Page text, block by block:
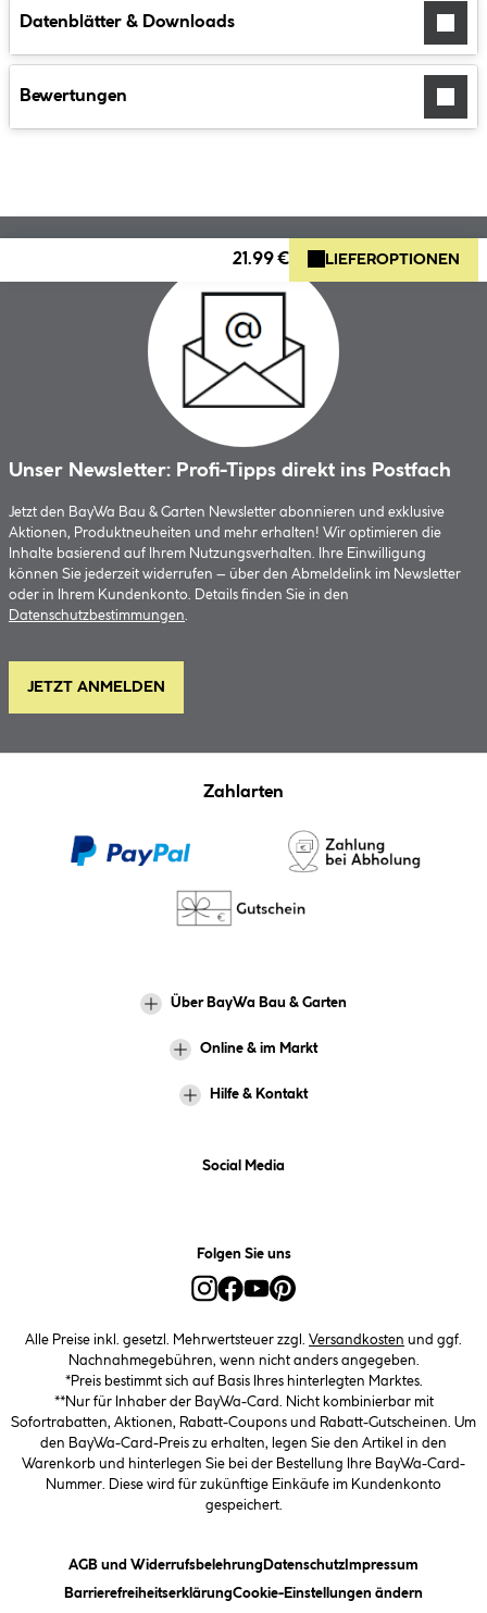
Datenblätter & Downloads
Bewertungen
21.99 € LIEFEROPTIONEN
Unser Newsletter: Profi-Tipps direkt ins Postfach
Jetzt den BayWa Bau & Garten Newsletter abonnieren und exklusive
Aktionen, Produktneuheiten und mehr erhalten! Wir optimieren die
Inhalte basierend auf Ihrem Nutzungsverhalten. Ihre Einwilligung
können Sie jederzeit widerrufen – über den Abmeldelink im Newsletter
oder in Ihrem Kundenkonto. Details finden Sie in den
Datenschutzbestimmungen.
JETZT ANMELDEN
Zahlarten
Über BayWa Bau & Garten
Online & im Markt
Hilfe & Kontakt
Social Media
Folgen Sie uns
Alle Preise inkl. gesetzl. Mehrwertsteuer zzgl. Versandkosten und ggf.
Nachnahmegebühren, wenn nicht anders angegeben.
*Preis bestimmt sich auf Basis Ihres hinterlegten Marktes.
**Nur für Inhaber der BayWa-Card. Nicht kombinierbar mit
Sofortrabatten, Aktionen, Rabatt-Coupons und Rabatt-Gutscheinen. Um
den BayWa-Card-Preis zu erhalten, legen Sie den Artikel in den
Warenkorb und hinterlegen Sie bei der Bestellung Ihre BayWa-Card-
Nummer. Diese wird für zukünftige Einkäufe im Kundenkonto
gespeichert.
AGB und Widerrufsbelehrung (öffnet ein Dialogfeld)
Datenschutz(öffnet ein Dialogfeld)
Impressum
Barrierefreiheitserklärung(öffnet ein Dialogfeld)
Cookie-Einstellungen ändern(öffnet